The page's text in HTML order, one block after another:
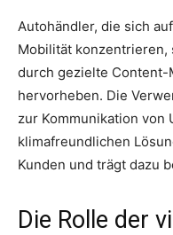
Autohändler, die sich
Mobilität
durch gezielte Content-
hervorheben. Die
zur Kommunikation von
klimafreundlichen
Kunden und trägt dazu
Die Rolle der